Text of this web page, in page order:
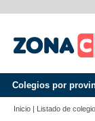
Colegios por
Inicio | Listado de